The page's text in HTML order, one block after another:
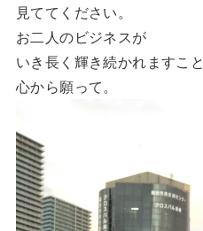
見ててください。
お二人のビジネスが
いき長く輝き続かれますこと
心から願って。